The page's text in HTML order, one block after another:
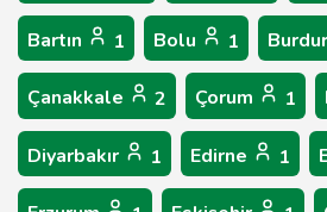
Bartın 1 Bolu 1 Burdur
Çanakkale 2 Çorum 1
Diyarbakır 1 Edirne 1